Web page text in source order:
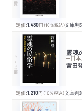
定価:1,430円 （10％税込）文庫判
ちくま学芸文庫 霊魂
─日本
宮田
定価:1,210円 （10％税込）文庫判